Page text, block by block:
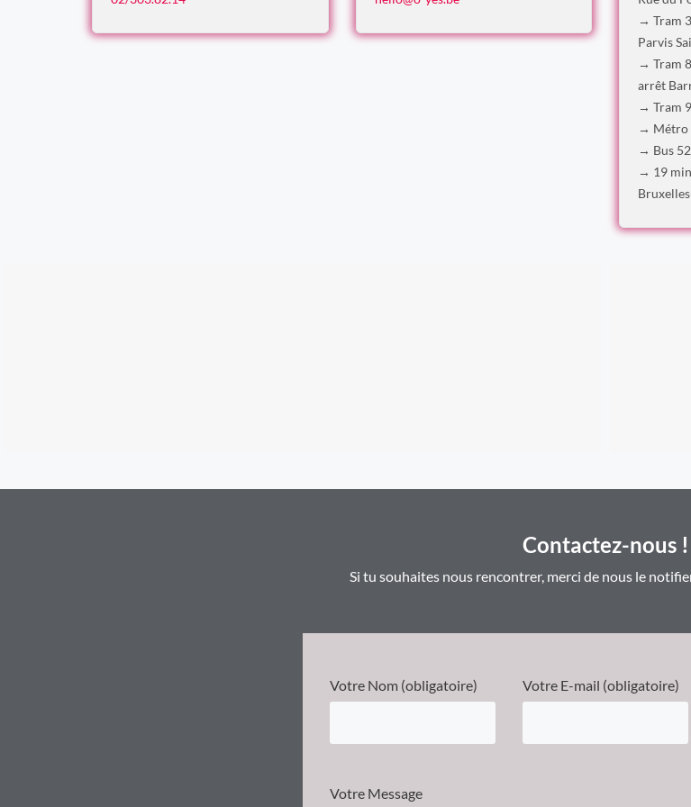
→ Tram
Parvis
→ Tram
arrêt
→ Tram
→ Métro
→ Bus
→ 19
Contactez-nous !
Si tu souhaites nous rencontrer, merci de nous le
Votre Nom (obligatoire) Votre E-mail (obligatoire)
Votre Message